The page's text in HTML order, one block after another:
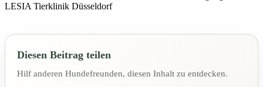
LESIA Tierklinik Düsseldorf
Diesen Beitrag teilen
Hilf anderen Hundefreunden, diesen Inhalt zu entdecken.